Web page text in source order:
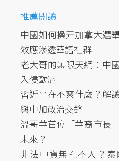
推薦閱讀
中國如何操弄加拿大選
效應滲透華語社群
老大哥的無限天網：中
入侵歐洲
習近平在不爽什麼？解
與中加政治交鋒
溫哥華首位「華裔市長
未來？
非法中資無孔不入？